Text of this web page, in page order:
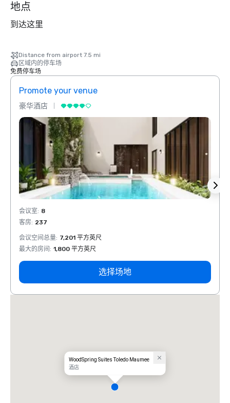
地点
到达这里
Distance from airport 7.5 mi
区域内的停车场
免费停车场
Promote your venue
豪华酒店
会议室: 8
客房: 237
会议空间总量: 7,201 平方英尺
最大的房间 : 1,800 平方英尺
选择场地
WoodSpring Suites Toledo Maumee
酒店